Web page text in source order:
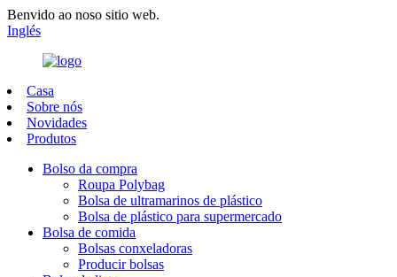
Benvido ao noso sitio web.
Inglés
Casa
Sobre nós
Novidades
Produtos
Bolso da compra
Roupa Polybag
Bolsa de ultramarinos de plástico
Bolsa de plástico para supermercado
Bolsa de comida
Bolsas conxeladoras
Producir bolsas